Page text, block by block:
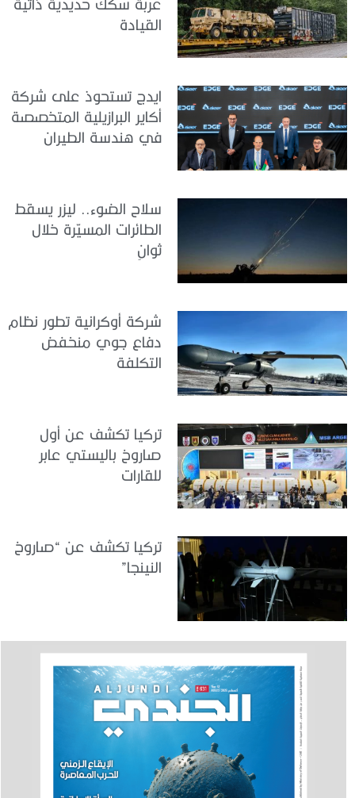
عربة سكك حديدية ذاتية
القيادة
ايدج تستحوذ على شركة
أكاير البرازيلية المتخصصة
في هندسة الطيران
سلاح الضوء.. ليزر يسقط
الطائرات المسيّرة خلال
ثوانٍ
شركة أوكرانية تطور نظام
دفاع جوي منخفض
التكلفة
تركيا تكشف عن أول
صاروخ باليستي عابر
للقارات
تركيا تكشف عن “صاروخ
النينجا”